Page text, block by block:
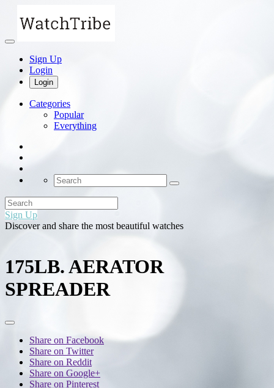
Sign Up
Login
Login
Categories
Popular
Everything
Sign Up
Discover and share the most beautiful watches
175LB. AERATOR
SPREADER
Share on Facebook
Share on Twitter
Share on Reddit
Share on Google+
Share on Pinterest